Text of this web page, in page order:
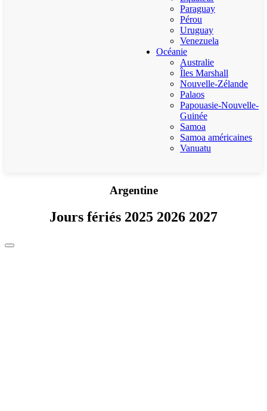
Paraguay
Pérou
Uruguay
Venezuela
Océanie
Australie
Îles Marshall
Nouvelle-Zélande
Palaos
Papouasie-Nouvelle-
Guinée
Samoa
Samoa américaines
Vanuatu
Argentine
Jours fériés 2025 2026 2027